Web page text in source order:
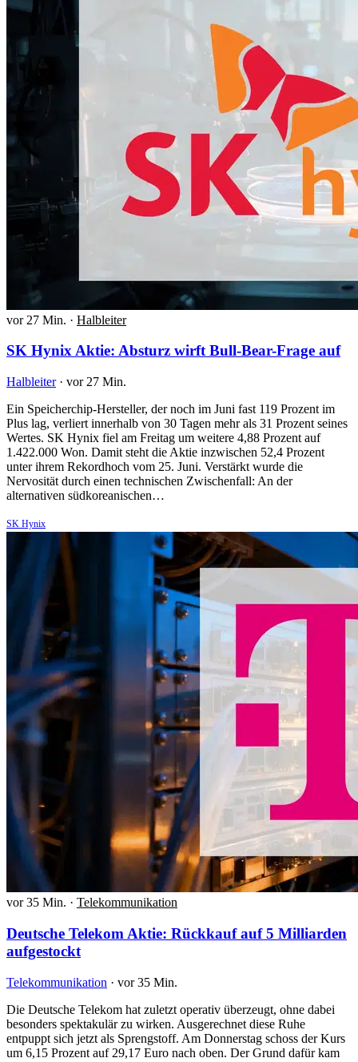
vor 27 Min. · Halbleiter
SK Hynix Aktie: Absturz wirft Bull-Bear-Frage auf
Halbleiter · vor 27 Min.
Ein Speicherchip-Hersteller, der noch im Juni fast 119 Prozent im
Plus lag, verliert innerhalb von 30 Tagen mehr als 31 Prozent seines
Wertes. SK Hynix fiel am Freitag um weitere 4,88 Prozent auf
1.422.000 Won. Damit steht die Aktie inzwischen 52,4 Prozent
unter ihrem Rekordhoch vom 25. Juni. Verstärkt wurde die
Nervosität durch einen technischen Zwischenfall: An der
alternativen südkoreanischen…
SK Hynix
vor 35 Min. · Telekommunikation
Deutsche Telekom Aktie: Rückkauf auf 5 Milliarden
aufgestockt
Telekommunikation · vor 35 Min.
Die Deutsche Telekom hat zuletzt operativ überzeugt, ohne dabei
besonders spektakulär zu wirken. Ausgerechnet diese Ruhe
entpuppt sich jetzt als Sprengstoff. Am Donnerstag schoss der Kurs
um 6,15 Prozent auf 29,17 Euro nach oben. Der Grund dafür kam